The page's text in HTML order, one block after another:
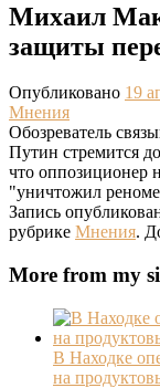
Михаил
защиты
Опубликовано 19
Мнения
Обозреватель
Путин стремится
что оппозиционер
"уничтожил
Запись
рубрике Мнения.
More from my
В Находке
на